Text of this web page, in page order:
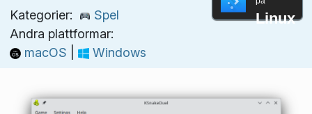
Kategorier:
Spel
Andra plattformar:
macOS
Windows
Linux